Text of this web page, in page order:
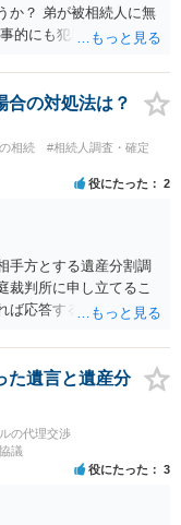
か？ 弟が被相続人に無
的にも犯罪となる可能
で詳しい事情を話して
合の対処法は？
相続
#相続人調査・確定
役にたった 2
手方とする遺産分割調
裁判所に申し立てるこ
ば応答する可能性がま
必要書類をてきぱきと
さい。
た遺言と遺産分
の代理交渉
議
役にたった 3